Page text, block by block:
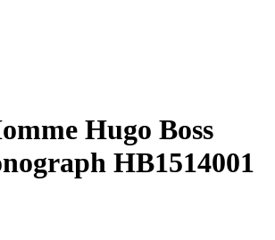
Hugo Boss
HB1514001